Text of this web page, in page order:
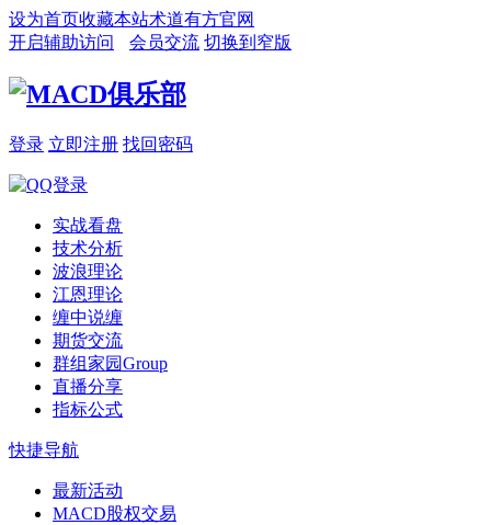
设为首页收藏本站术道有方官网
开启辅助访问
会员交流 切换到窄版
登录 立即注册 找回密码
实战看盘
技术分析
波浪理论
江恩理论
缠中说缠
期货交流
群组家园Group
直播分享
指标公式
快捷导航
最新活动
MACD股权交易